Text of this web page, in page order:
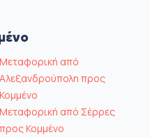
Μεταφορική από
Αλεξανδρούπολη προς
Κομμένο
Μεταφορική από Σέρρες
προς Κομμένο